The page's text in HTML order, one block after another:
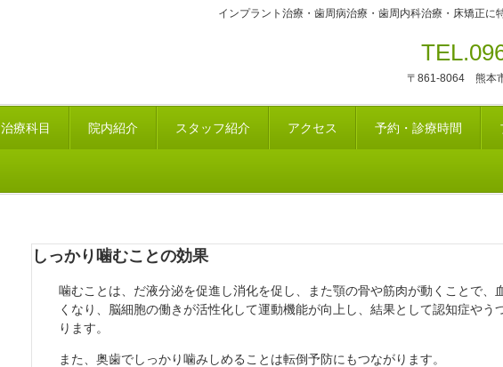
インプラント治療・歯周病治療・歯周内科治療・床矯正に
〒861-8064 熊本
治療科目 院内紹介 スタッフ紹介 アクセス 予約・診療時間
しっかり噛むことの効果
噛むことは、だ液分泌を促進し消化を促し、また顎の骨や筋肉が動くことで、
くなり、脳細胞の働きが活性化して運動機能が向上し、結果として認知症やう
ります。
また、奥歯でしっかり噛みしめることは転倒予防にもつながります。